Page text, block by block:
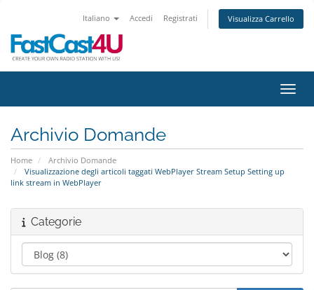
Italiano Accedi Registrati Visualizza Carrello
Archivio Domande
Home
Archivio Domande
Visualizzazione degli articoli taggati WebPlayer Stream Setup Setting up
link stream in WebPlayer
Categorie